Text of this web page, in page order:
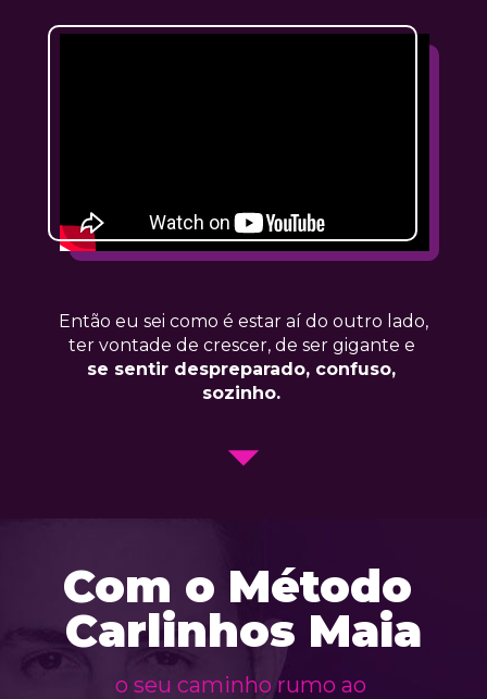
Então eu sei como é estar aí do outro lado,
se sentir despreparado, confuso,
sozinho.
Com o Método
Carlinhos Maia
o seu caminho rumo ao